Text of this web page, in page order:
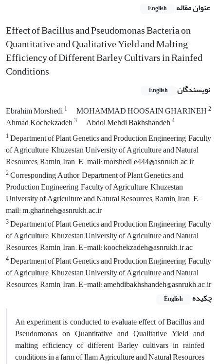
عنوان مقاله English
Effect of Bacillus and Pseudomonas Bacteria on
Quantitative and Qualitative Yield and Malting
Efficiency of Different Barley Cultivars in Rainfed
Conditions
نویسندگان English
Ebrahim Morshedi1 MOHAMMAD HOOSAIN GHARINEH2
Ahmad Kochekzadeh3 Abdol Mehdi Bakhshandeh4
1Department of Plant Genetics and Production Engineering, Faculty
of Agriculture, Khuzestan University of Agriculture and Natural
Resources, Ramin, Iran. E-mail: morshedi.e444@asnrukh.ac.ir
2Corresponding Author, Department of Plant Genetics and
Production Engineering, Faculty of Agriculture, Khuzestan
University of Agriculture and Natural Resources, Ramin, Iran. E-
mail: m.gharineh@asnrukh.ac.ir
3Department of Plant Genetics and Production Engineering, Faculty
of Agriculture, Khuzestan University of Agriculture and Natural
Resources, Ramin, Iran. E-mail: koochekzadeh@asnrukh.ir.ac
4Department of Plant Genetics and Production Engineering, Faculty
of Agriculture, Khuzestan University of Agriculture and Natural
Resources, Ramin, Iran. E-mail: amehdibakhshandeh@asnrukh.ac.ir
چکیده
English
An experiment is conducted to evaluate effect of Bacillus and
Pseudomonas on Quantitative and Qualitative Yield and
malting efficiency of different Barley cultivars in rainfed
conditions in a farm of Ilam Agriculture and Natural Resources